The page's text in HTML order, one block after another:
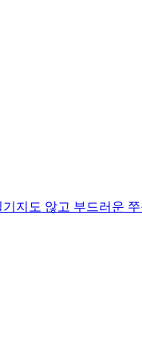
지도 않고 부드러운